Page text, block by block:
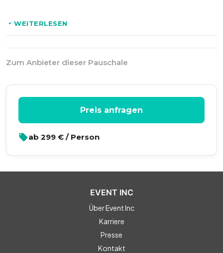
* Individuelle Teambuilding-Elemente
Optional:
* Rittermahl
* Grillabend
WEITERLESEN
Zum Anbieter dieser Pauschale
Preis anfragen
ab 299 € / Person
EVENT INC
Über Event Inc
Karriere
Presse
Kontakt